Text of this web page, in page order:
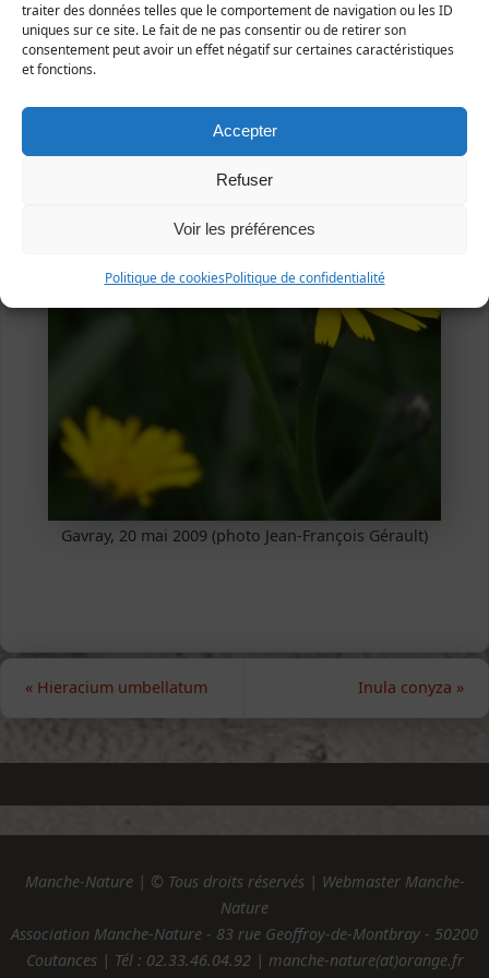
traiter des données telles que le comportement de navigation ou les ID
uniques sur ce site. Le fait de ne pas consentir ou de retirer son
consentement peut avoir un effet négatif sur certaines caractéristiques
et fonctions.
Accepter
Refuser
Voir les préférences
Politique de cookiesPolitique de confidentialité
Gavray, 20 mai 2009 (photo Jean-François Gérault)
«Hieracium umbellatum Inula conyza »
Manche-Nature | © Tous droits réservés | Webmaster Manche-
Nature
Association Manche-Nature - 83 rue Geoffroy-de-Montbray - 50200
Coutances | Tél : 02.33.46.04.92| manche-nature(at)orange.fr